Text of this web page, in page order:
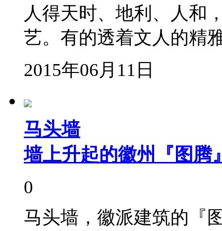
人得天时、地利、人和
艺。有的透着文人的
2015年06月11日
马头墙
墙上升起的徽州『图腾
0
马头墙，徽派建筑的『